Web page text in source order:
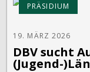
PRÄSIDIUM
19. MÄRZ 2026
DBV sucht
(Jugend-